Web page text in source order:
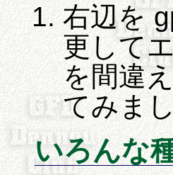
右辺を
更して
を間違
てみま
いろんな